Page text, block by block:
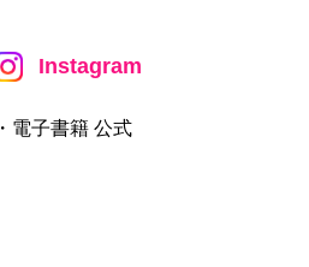
Instagram
・電子書籍 公式